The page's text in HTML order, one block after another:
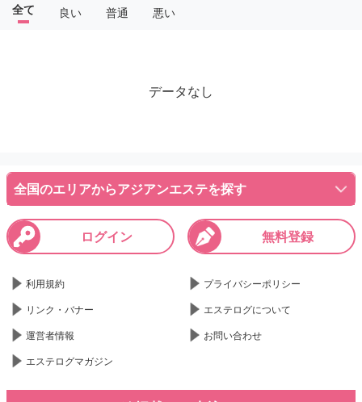
全て
良い 普通 悪い
データなし
全国のエリアからアジアンエステを探す
ログイン 無料登録
利用規約
プライバシーポリシー
リンク・バナー
エステログについて
運営者情報
お問い合わせ
エステログマガジン